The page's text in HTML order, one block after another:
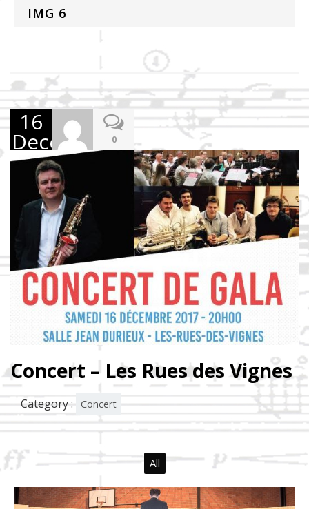
IMG 6
16
December
2017
0
Concert – Les Rues des Vignes
Category : Concert
All